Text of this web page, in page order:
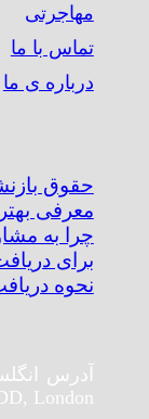
مهاجرتی
تماس با ما
درباره ی ما
حقوق
معرفی
چرا به
برای
نحوه
London